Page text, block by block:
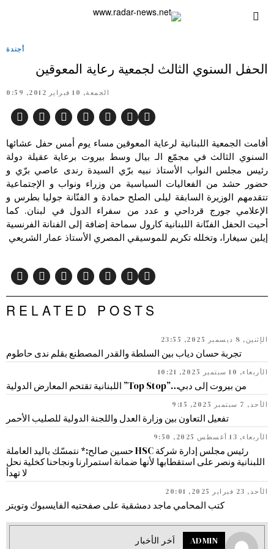
أجندة
الحفل السنوي الثالث لجمعية رعاية المعوقين
الجمعة, 10 فبراير 2012, 0:59
أقامت الجمعية اللبنانية لرعاية المعوقين مساء يوم أمس حفل عشائها
السنوي الثالث في مجمّع الـ بيال وسط بيروت برعاية عقيلة دولة
رئيس مجلس النواب الأستاذ نبيه برّي السيدة رندى عاصي برّي و
حضور حشد من الفعاليات السياسية من وزراء ونواب و الإجتماعية
تتقدمهم الوزيرة السابقة ليلى الصلح حمادة و الفنّانة جوليا بطرس و
الإعلامي جورج قرداحي و عدد من سفراء الدول في لبنان. كما
أحيت الحفل الفنّانة اللبنانية كارول سماحة إضافة إلى الفنانة الفرنسية
إيلين سيغارا، وتخلله تكريم للموسيقي المصري الأستاذ عمار الشريعي
RELATED POSTS
الإثنين, 8 ديسمبر 2025, 23:55
تجربة حسان دياب بين السلطة والقدر المصطنع بقلم ندى حاطوم
الأربعاء, 10 سبتمبر 2025, 10:21
من بيروت إلى دبي…”Top Stop” اللبنانية تقتحم المعارض الدولية
الأحد, 7 سبتمبر 2025, 9:15
تفعيل التعاون بين وزارة العدل واللجنة الدولية للصليب الأحمر
الأربعاء, 13 أغسطس 2025, 9:50
رئيس مجلس إدارة شركة HSC حسين صالح:* نتمسّك باليد العاملة
اللبنانية ونصر على استقطابها لأنها ضمانة استمرارنا ونجاحنا كخلية نحل
لا تهدأ
الأحد, 23 فبراير 2025, 20:01
كتب المحامي ماجد دمشقية على صفحتيه الفايسبوك وتويتر
ADMIN اَخر الأخبار